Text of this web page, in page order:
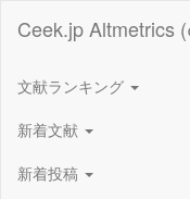
Ceek.jp Altmetrics
文献ランキング
新着文献
新着投稿